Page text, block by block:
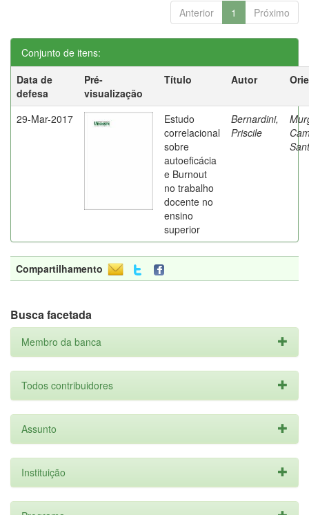
Anterior 1 Próximo
Conjunto de itens:
Data de
defesa
Pré-
visualização
Título Autor
29-Mar-2017
Estudo
correlacional
sobre
autoeficácia
e Burnout
no trabalho
docente no
ensino
superior
Bernardini,
Priscile
Compartilhamento
Busca facetada
Membro da banca
Todos contribuidores
Assunto
Instituição